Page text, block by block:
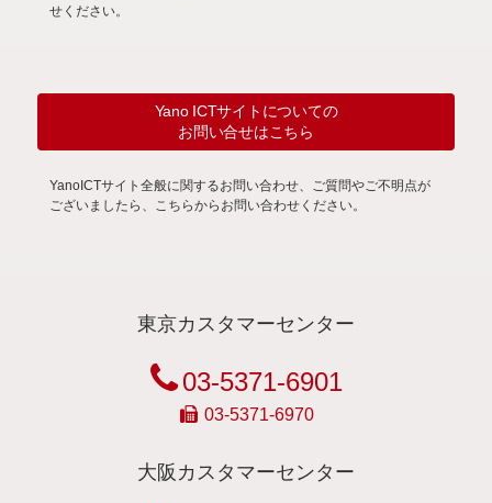
せください。
Yano ICTサイトについての
お問い合せはこちら
YanoICTサイト全般に関するお問い合わせ、ご質問やご不明点が
ございましたら、こちらからお問い合わせください。
東京カスタマーセンター
03-5371-6901
03-5371-6970
大阪カスタマーセンター